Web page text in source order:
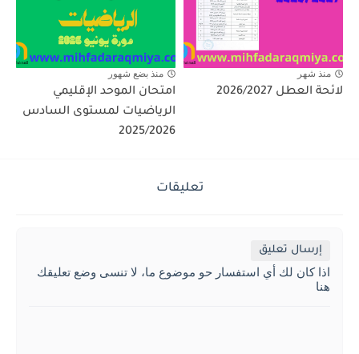
منذ شهر
لائحة العطل 2026/2027
منذ بضع شهور
امتحان الموحد الإقليمي
الرياضيات لمستوى السادس
2025/2026
تعليقات
إرسال تعليق
اذا كان لك أي استفسار حو موضوع ما، لا تنسى وضع تعليقك
هنا